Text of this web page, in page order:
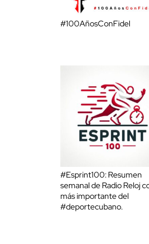
#100AñosConFidel
#Esprint100: Resumen
semanal de Radio Reloj
más importante del
#deportecubano.